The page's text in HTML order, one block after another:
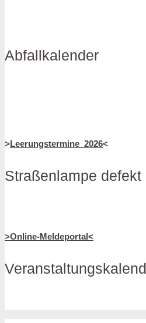
Abfallkalender
>Leerungstermine_2026<
Straßenlampe defekt
>Online-Meldeportal<